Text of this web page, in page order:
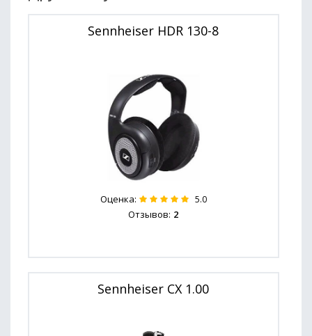
Sennheiser HDR 130-8
Оценка: 5.0
Отзывов: 2
Sennheiser CX 1.00